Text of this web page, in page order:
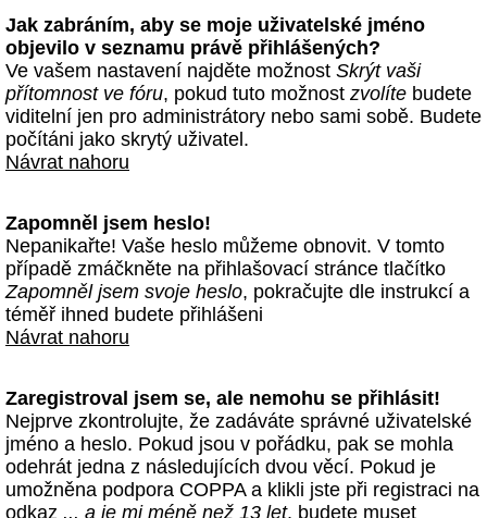
Jak zabráním, aby se moje uživatelské jméno
objevilo v seznamu právě přihlášených?
Ve vašem nastavení najděte možnost Skrýt vaši
přítomnost ve fóru, pokud tuto možnost zvolíte budete
viditelní jen pro administrátory nebo sami sobě. Budete
počítáni jako skrytý uživatel.
Návrat nahoru
Zapomněl jsem heslo!
Nepanikařte! Vaše heslo můžeme obnovit. V tomto
případě zmáčkněte na přihlašovací stránce tlačítko
Zapomněl jsem svoje heslo, pokračujte dle instrukcí a
téměř ihned budete přihlášeni
Návrat nahoru
Zaregistroval jsem se, ale nemohu se přihlásit!
Nejprve zkontrolujte, že zadáváte správné uživatelské
jméno a heslo. Pokud jsou v pořádku, pak se mohla
odehrát jedna z následujících dvou věcí. Pokud je
umožněna podpora COPPA a klikli jste při registraci na
odkaz ... a je mi méně než 13 let, budete muset